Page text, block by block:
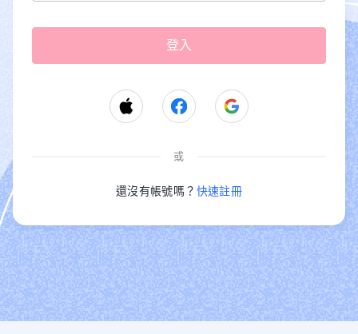
或
還沒有帳號嗎？ 快速註冊